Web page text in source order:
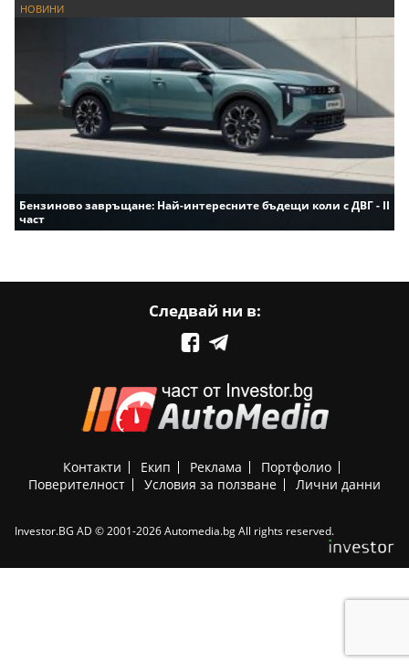
НОВИНИ
Бензиново завръщане: Най-интересните бъдещи коли с ДВГ - II
част
Следвай ни в:
Контакти Екип Реклама
Портфолио
Поверителност
Условия за ползване Лични данни
Investor.BG AD © 2001-2026 Automedia.bg All rights reserved.